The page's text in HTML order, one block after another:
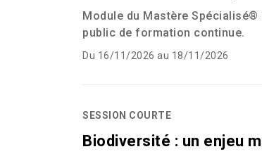
Module du Mastère
public de formation continue.
Du 16/11/2026 au 18/11/2026
SESSION COURTE
Biodiversité : un enjeu